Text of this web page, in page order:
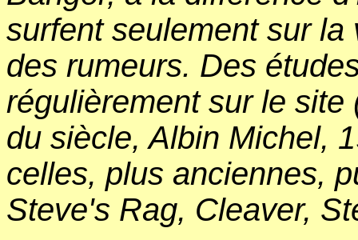
surfent seulement sur
des rumeurs. Des
régulièrement sur le site
du siècle, Albin Michel,
celles, plus anciennes,
Steve's Rag, Cleaver,